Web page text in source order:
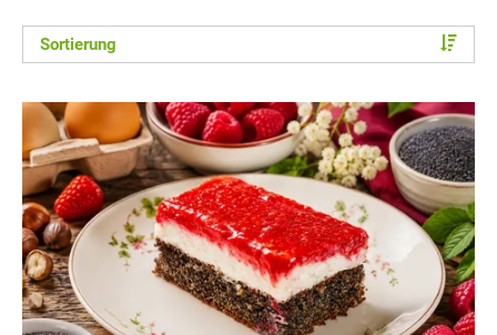
Sortierung